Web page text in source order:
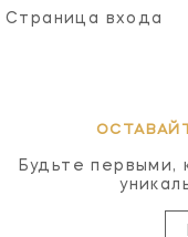
Страница входа
Будьте первыми,